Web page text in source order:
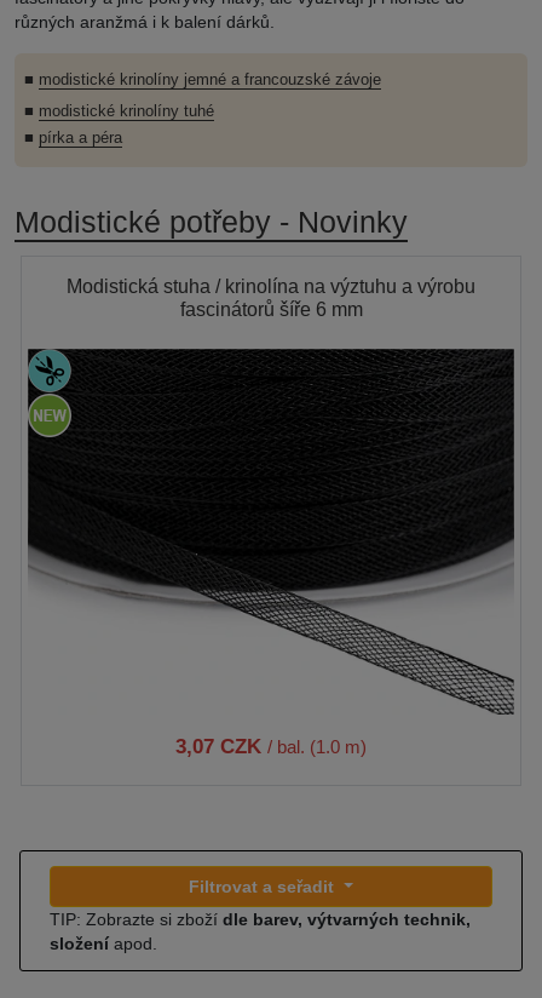
různých aranžmá i k balení dárků.
■ modistické krinolíny jemné a francouzské závoje
■ modistické krinolíny tuhé
■ pírka a péra
Modistické potřeby - Novinky
Modistická stuha / krinolína na výztuhu a výrobu
fascinátorů šíře 6 mm
3,07 CZK / bal. (1.0 m)
Filtrovat a seřadit
TIP: Zobrazte si zboží dle barev, výtvarných technik,
složení apod.